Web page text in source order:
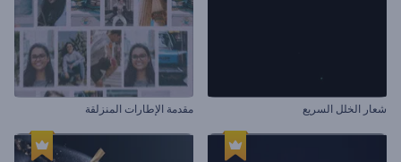
شعار الخلل السريع مقدمة الإطارات المنزلقة